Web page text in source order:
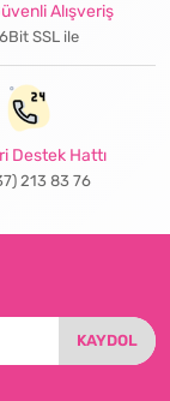
Alışveriş
SSL ile
Destek Hattı
213 83 76
KAYDOL